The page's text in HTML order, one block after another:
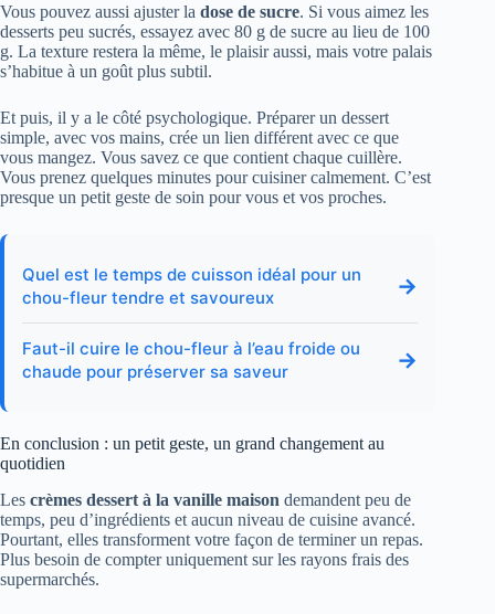
Vous pouvez aussi ajuster la dose de sucre. Si vous aimez les
desserts peu sucrés, essayez avec 80 g de sucre au lieu de 100
g. La texture restera la même, le plaisir aussi, mais votre palais
s’habitue à un goût plus subtil.
Et puis, il y a le côté psychologique. Préparer un dessert
simple, avec vos mains, crée un lien différent avec ce que
vous mangez. Vous savez ce que contient chaque cuillère.
Vous prenez quelques minutes pour cuisiner calmement. C’est
presque un petit geste de soin pour vous et vos proches.
Quel est le temps de cuisson idéal pour un
chou-fleur tendre et savoureux
→
Faut-il cuire le chou-fleur à l’eau froide ou
chaude pour préserver sa saveur
→
En conclusion : un petit geste, un grand changement au
quotidien
Les crèmes dessert à la vanille maison demandent peu de
temps, peu d’ingrédients et aucun niveau de cuisine avancé.
Pourtant, elles transforment votre façon de terminer un repas.
Plus besoin de compter uniquement sur les rayons frais des
supermarchés.